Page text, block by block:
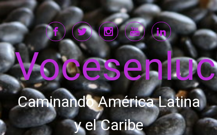
Saltar al contenido principal
Caminando América Latina
y el Caribe